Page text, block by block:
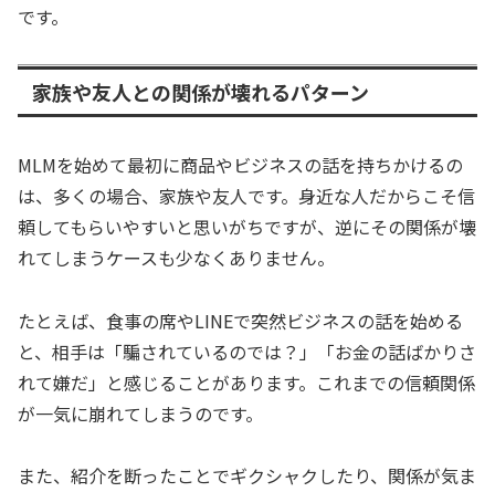
です。
家族や友人との関係が壊れるパターン
MLMを始めて最初に商品やビジネスの話を持ちかけるの
は、多くの場合、家族や友人です。身近な人だからこそ信
頼してもらいやすいと思いがちですが、逆にその関係が壊
れてしまうケースも少なくありません。
たとえば、食事の席やLINEで突然ビジネスの話を始める
と、相手は「騙されているのでは？」「お金の話ばかりさ
れて嫌だ」と感じることがあります。これまでの信頼関係
が一気に崩れてしまうのです。
また、紹介を断ったことでギクシャクしたり、関係が気ま